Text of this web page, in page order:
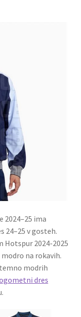
ima
24–25 v gosteh.
Hotspur 2024-2025
na rokavih.
modrih
dres